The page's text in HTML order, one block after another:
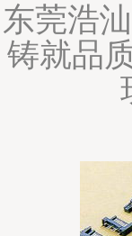
东莞浩
铸就品